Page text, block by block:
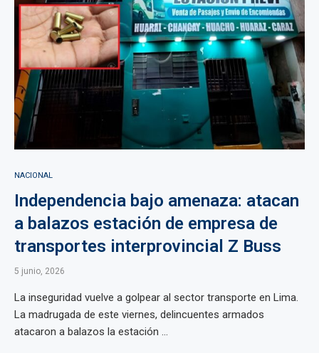
NACIONAL
Independencia bajo amenaza: atacan
a balazos estación de empresa de
transportes interprovincial Z Buss
5 junio, 2026
La inseguridad vuelve a golpear al sector transporte en Lima.
La madrugada de este viernes, delincuentes armados
atacaron a balazos la estación ...